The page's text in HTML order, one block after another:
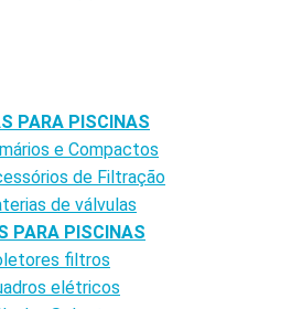
PARA PISCINAS
e Compactos
de Filtração
de válvulas
PARA PISCINAS
filtros
elétricos